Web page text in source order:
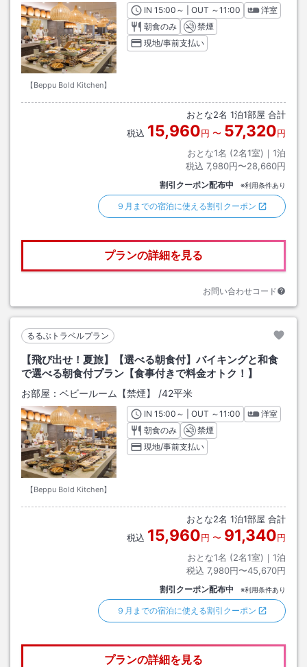
【Beppu Bold Kitchen】
INチェックイン
15:00 ～ | OUT チェックアウト
～11:00
洋室
朝食のみ
禁煙
現地/事前支払い
おとな2名 1泊1部屋 合計
税込 15,960円 〜 57,320円
おとな1名 (2名1室)｜ 1泊
税込 7,980円〜28,660円
割引クーポン配布中 ※利用条件あり
９月までの宿泊に使える割引クーポン
プランの詳細を見る
お問い合わせコード
るるぶトラベルプラン
【飛び出せ！夏旅】【選べる朝食付】バイキングと和食
で選べる朝食付プラン【食事付きで料金オトク！】
お部屋： ベビールーム【禁煙】 /42平米
【Beppu Bold Kitchen】
INチェックイン
15:00 ～ | OUT チェックアウト
～11:00
洋室
朝食のみ
禁煙
現地/事前支払い
おとな2名 1泊1部屋 合計
税込 15,960円 〜 91,340円
おとな1名 (2名1室)｜ 1泊
税込 7,980円〜45,670円
割引クーポン配布中 ※利用条件あり
９月までの宿泊に使える割引クーポン
プランの詳細を見る